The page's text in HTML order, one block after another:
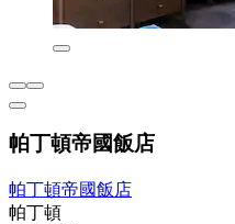
帕丁頓帝國飯店
帕丁頓帝國飯店
帕丁頓